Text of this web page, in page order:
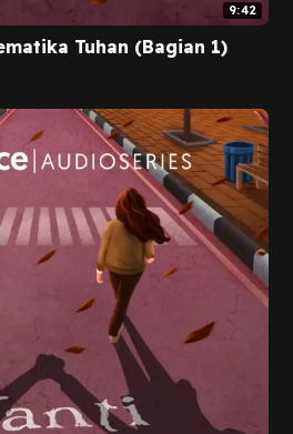
9:42
Tuhan (Bagian 1)